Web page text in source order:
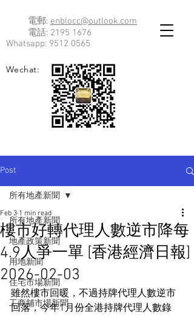
電郵: enblocc@outlook.com
電話: 2195 1676
Whatsapp: 9512 0565
Wechat:
Post
所有地產新聞
地產政策新聞
用地新聞
住宅市場新聞
工商舖市場新聞
所有地產新聞
樓市好轉代理人數逆市降每
4.9人爭一單 [香港經濟日報]
2026-02-03
Feb 3 1 min read
雖然樓市回暖，不過持牌代理人數逆市
回落，今年1月份全港持牌代理人數錄